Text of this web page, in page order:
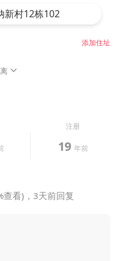
新村12栋102
添加住址
注册
19 年前
看)，3天前回复